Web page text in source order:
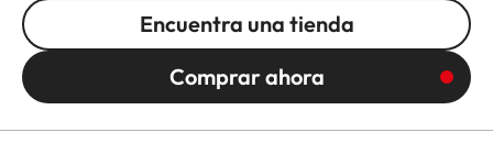
Encuentra una tienda
Comprar ahora